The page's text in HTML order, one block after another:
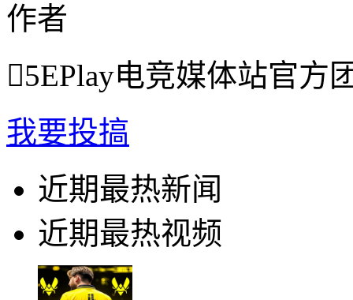
作者
5EPlay电竞媒体站官方
我要投搞
近期最热新闻
近期最热视频